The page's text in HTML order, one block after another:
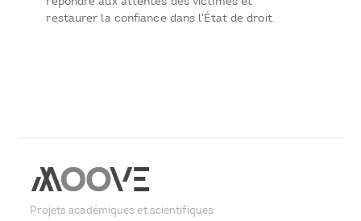
restaurer la confiance dans l'État de droit.
Projets académiques et scientifiques